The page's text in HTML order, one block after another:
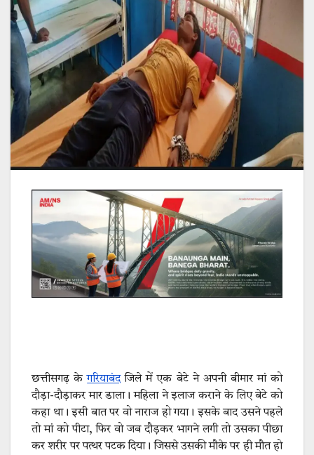
छत्तीसगढ़ केगरियाबंदजिले में एक बेटे ने अपनी बीमार मां को
दौड़ा-दौड़ाकर मार डाला। महिला ने इलाज कराने के लिए बेटे को
कहा था। इसी बात पर वो नाराज हो गया। इसके बाद उसने पहले
तो मां को पीटा, फिर वो जब दौड़कर भागने लगी तो उसका पीछा
कर शरीर पर पत्थर पटक दिया। जिससे उसकी मौके पर ही मौत हो